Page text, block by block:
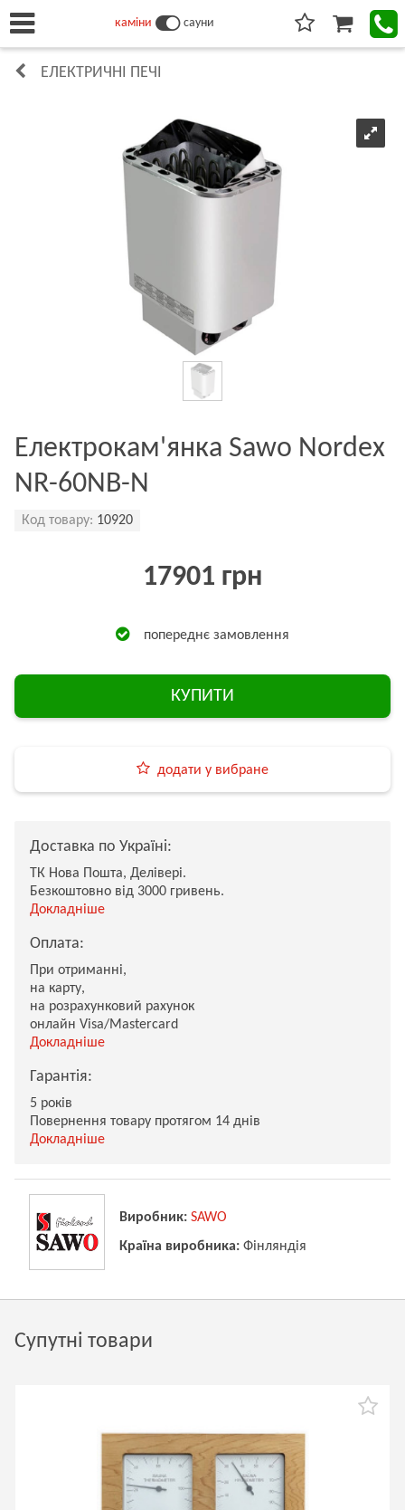
каміни сауни
ЕЛЕКТРИЧНІ ПЕЧІ
Електрокам'янка Sawo Nordex
NR-60NB-N
Код товару: 10920
17901 грн
попереднє замовлення
КУПИТИ
додати у вибране
Доставка по Україні:
ТК Нова Пошта, Делівері.
Безкоштовно від 3000 гривень.
Докладніше
Оплата:
При отриманні,
на карту,
на розрахунковий рахунок
онлайн Visa/Mastercard
Докладніше
Гарантія:
5 років
Повернення товару протягом 14 днів
Докладніше
Виробник: SAWO
Країна виробника: Фінляндія
Супутні товари